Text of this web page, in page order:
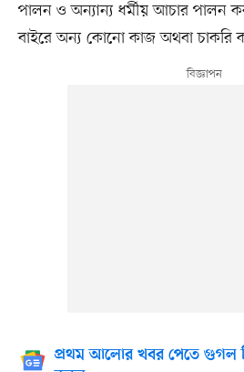
পালন ও অন্যান্য ধর্মীয় আচার পালন
বাইরে অন্য কোনো কাজ অথবা চাকরি
প্রথম আলোর খবর পেতে গুগল